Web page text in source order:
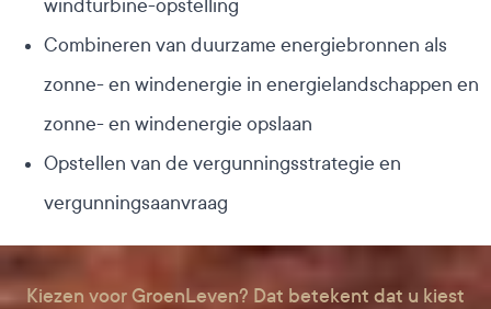
windturbine-opstelling
Combineren van duurzame energiebronnen als
zonne- en windenergie in energielandschappen en
zonne- en windenergie opslaan
Opstellen van de vergunningsstrategie en
vergunningsaanvraag
Kiezen voor GroenLeven? Dat betekent dat u kiest